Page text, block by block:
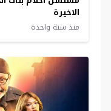
الاخيرة
منذ سنة واحدة